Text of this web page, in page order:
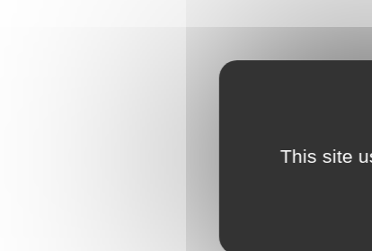
This site